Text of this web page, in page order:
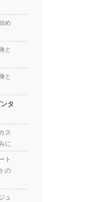
め
と
と
タ
ス
に
ト
の
ュ